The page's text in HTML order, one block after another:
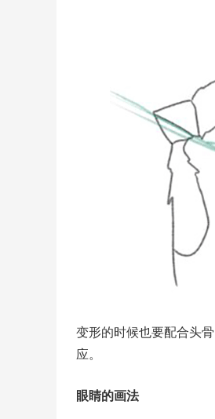
变形的时候也要配合头
应。
眼睛的画法